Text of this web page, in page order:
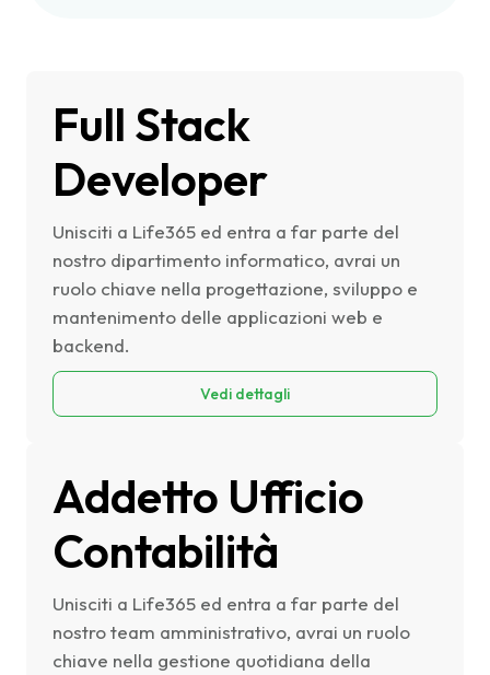
Full Stack
Developer
Unisciti a Life365 ed entra a far parte del
nostro dipartimento informatico, avrai un
ruolo chiave nella progettazione, sviluppo e
mantenimento delle applicazioni web e
backend.
Vedi dettagli
Addetto Ufficio
Contabilità
Unisciti a Life365 ed entra a far parte del
nostro team amministrativo, avrai un ruolo
chiave nella gestione quotidiana della